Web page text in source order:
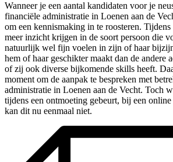
Wanneer je een aantal kandidaten voor je
financiële administratie in Loenen aan de
om een kennismaking in te roosteren.
meer inzicht krijgen in de soort persoon die
natuurlijk wel fijn voelen in zijn of haar
hem of haar geschikter maakt dan de andere
of zij ook diverse bijkomende skills heeft.
moment om de aanpak te bespreken met
administratie in Loenen aan de Vecht. Toch
tijdens een ontmoeting gebeurt, bij een
kan dit nu eenmaal niet.